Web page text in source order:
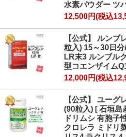
水素パウダー ツ
12,500円(税込
【公式】 ルンブ
粒入) 15～30日分
LR末3 ルンブル
型コエンザイム
12,000円(税込
【公式】 ユーグ
(90粒入) [ 石垣島
ドリムシ 有胞子
クロレラ ミドリ